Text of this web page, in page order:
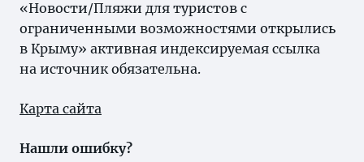
«Новости/Пляжи для туристов с
ограниченными возможностями открылись
в Крыму» активная индексируемая ссылка
на источник обязательна.
Карта сайта
Нашли ошибку?